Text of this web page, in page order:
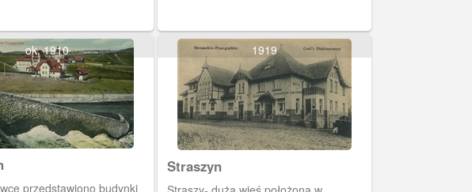
ok. 1910
przedstawiono budynki
1919
Straszyn